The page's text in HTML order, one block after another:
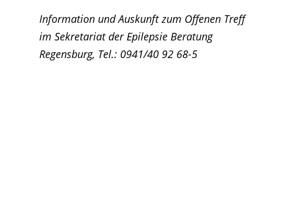
Information und Auskunft zum Offenen Treff
im Sekretariat der Epilepsie Beratung
Regensburg, Tel.: 0941/40 92 68-5